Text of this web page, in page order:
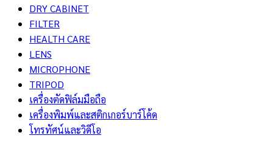
DRY CABINET
FILTER
HEALTH CARE
LENS
MICROPHONE
TRIPOD
เครื่องตัดฟิล์มมือถือ
เครื่องพิมพ์และสติกเกอร์บาร์โค้ด
โทรทัศน์และวิดีโอ